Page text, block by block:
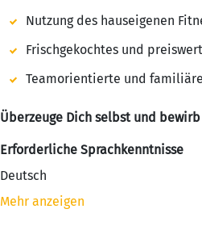
Nutzung des hauseigenen
Frischgekochtes und
Teamorientierte und
Überzeuge Dich selbst und
Erforderliche Sprachkenntnisse
Deutsch
Mehr anzeigen